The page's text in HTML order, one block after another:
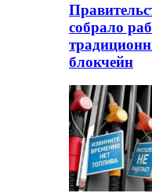
собрало
блокчейн